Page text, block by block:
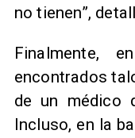
no tienen”,
Finalmente,
encontrados
de un médico
Incluso, en la